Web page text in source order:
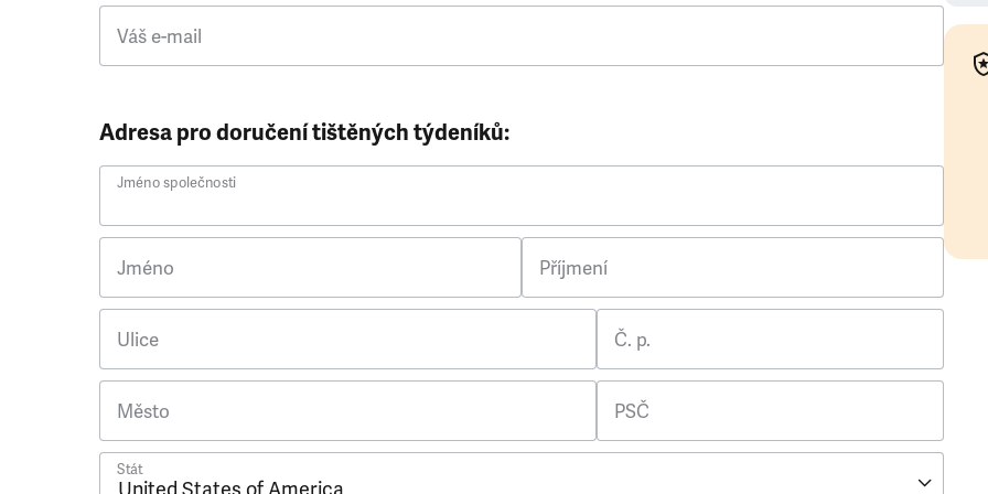
Váš e-mail
Adresa pro doručení tištěných týdeníků:
Jméno společnosti
Jméno Příjmení
Ulice Č. p.
Město PSČ
Stát